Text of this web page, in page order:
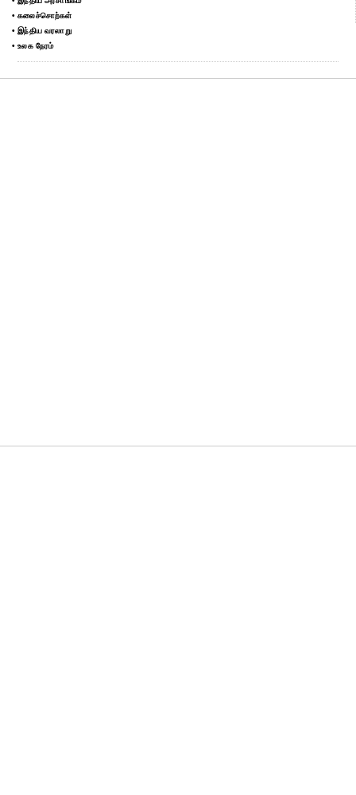
• கலைச்சொற்கள்
• இந்திய வரலாறு
• உலக நேரம்